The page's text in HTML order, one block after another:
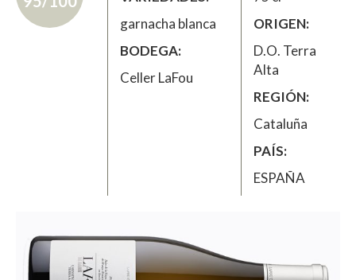
garnacha blanca
BODEGA
Celler LaFou
ORIGEN
D.O. Terra
Alta
REGIÓN
Cataluña
PAÍS
ESPAÑA